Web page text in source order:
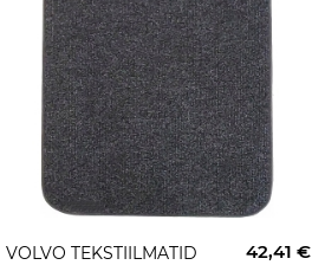
VOLVO TEKSTIILMATID
42,41 €